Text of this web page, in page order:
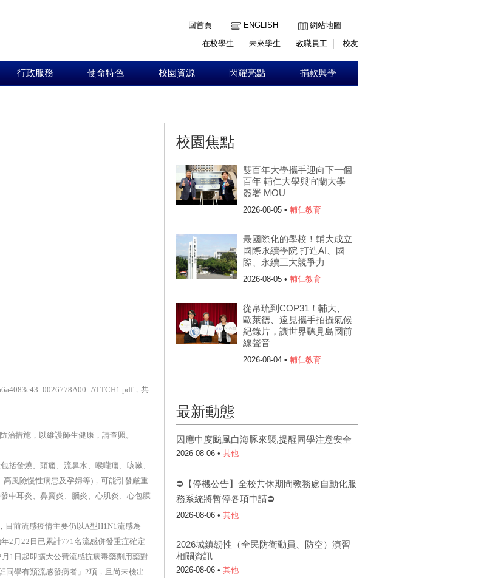
回首頁
ENGLISH
網站地圖
在校學生
未來學生 教職員工 校友
行政服務 使命特色 校園資源 閃耀亮點 捐款興學
，共
治措施，以維護師生健康，請查照。
括發燒、頭痛、流鼻水、喉嚨痛、咳嗽、
風險慢性病患及孕婦等)，可能引發嚴重
中耳炎、鼻竇炎、腦炎、心肌炎、心包膜
目前流感疫情主要仍以A型H1N1流感為
2月22日已累計771名流感併發重症確定
1日起即擴大公費流感抗病毒藥劑用藥對
同學有類流感發病者」2項，且尚未檢出
校園焦點
雙百年大學攜手迎向下一個
百年 輔仁大學與宜蘭大學
簽署 MOU
2026-08-05 • 輔仁教育
最國際化的學校！輔大成立
國際永續學院 打造AI、國
際、永續三大競爭力
2026-08-05 • 輔仁教育
從帛琉到COP31！輔大、
歐萊德、遠見攜手拍攝氣候
紀錄片，讓世界聽見島國前
線聲音
2026-08-04 • 輔仁教育
最新動態
因應中度颱風白海豚來襲,提醒同學注意安全
2026-08-06 • 其他
⛔【停機公告】全校共休期間教務處自動化服
務系統將暫停各項申請⛔
2026-08-06 • 其他
2026城鎮韌性（全民防衛動員、防空）演習
相關資訊
2026-08-06 • 其他